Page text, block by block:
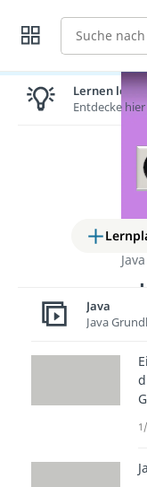
Suche
Java
Lernen
Entdecke
Java
Java